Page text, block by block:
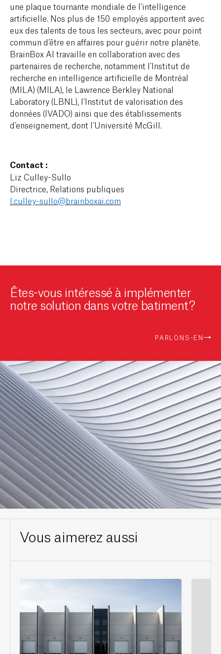
une plaque tournante mondiale de l’intelligence
artificielle. Nos plus de 150 employés apportent avec
eux des talents de tous les secteurs, avec pour point
commun d’être en affaires pour guérir notre planète.
BrainBox AI travaille en collaboration avec des
partenaires de recherche, notamment l’Institut de
recherche en intelligence artificielle de Montréal
(MILA) (MILA), le Lawrence Berkley National
Laboratory (LBNL), l’Institut de valorisation des
données (IVADO) ainsi que des établissements
d’enseignement, dont l’Université McGill.
Contact :
Liz Culley-Sullo
Directrice, Relations publiques
l.culley-sullo@brainboxai.com
Êtes-vous intéressé à implémenter
notre solution dans votre batiment?
PARLONS-EN
Vous aimerez aussi